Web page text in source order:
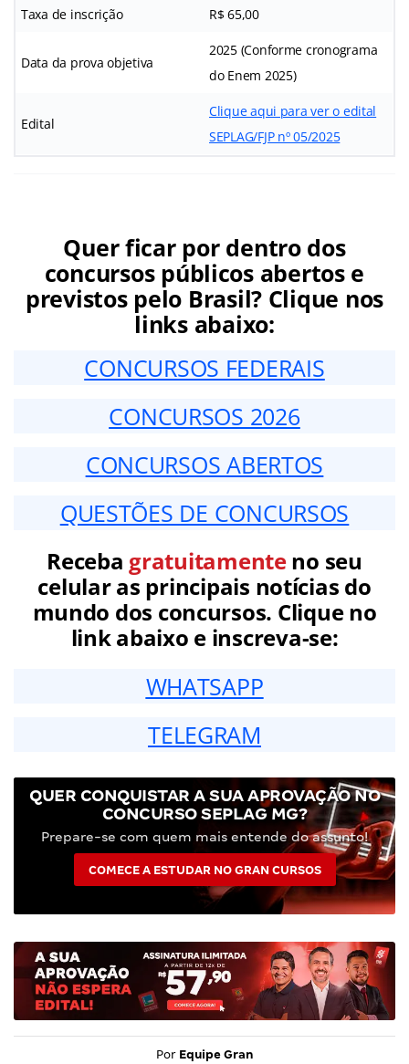
Taxa de inscrição R$ 65,00
Data da prova objetiva
2025 (Conforme cronograma
do Enem 2025)
Edital
Clique aqui para ver o edital
SEPLAG/FJP nº 05/2025
Quer ficar por dentro dos
concursos públicos abertos e
previstos pelo Brasil? Clique nos
links abaixo:
CONCURSOS FEDERAIS
CONCURSOS 2026
CONCURSOS ABERTOS
QUESTÕES DE CONCURSOS
Receba gratuitamenteno seu
celular as principais notícias do
mundo dos concursos. Clique no
link abaixo e inscreva-se:
WHATSAPP
TELEGRAM
QUER CONQUISTAR A SUA APROVAÇÃO NO
CONCURSO SEPLAG MG?
Prepare-se com quem mais entende do assunto!
COMECE A ESTUDAR NO GRAN CURSOS
Por Equipe Gran